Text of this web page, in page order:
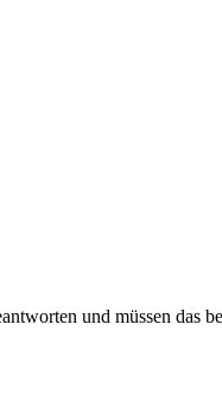
und müssen das